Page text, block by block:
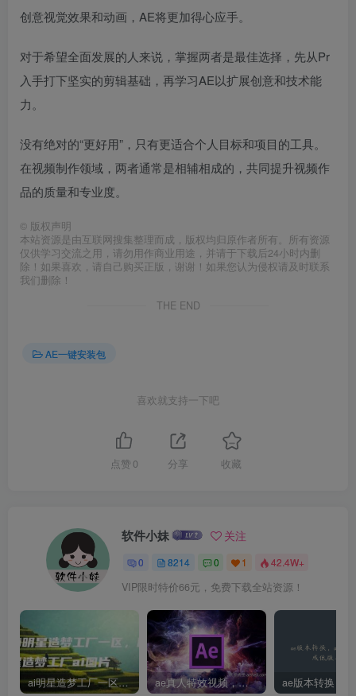
创意视觉效果和动画，AE将更加得心应手。
对于希望全面发展的人来说，掌握两者是最佳选择，先从Pr
入手打下坚实的剪辑基础，再学习AE以扩展创意和技术能
力。
没有绝对的“更好用”，只有更适合个人目标和项目的工具。
在视频制作领域，两者通常是相辅相成的，共同提升视频作
品的质量和专业度。
© 版权声明
本站资源是由互联网搜集整理而成，版权均归原作者所有。所有资源
仅供学习交流之用，请勿用作商业用途，并请于下载后24小时内删
除！如果喜欢，请自己购买正版，谢谢！如果您认为侵权请及时联系
我们删除！
THE END
AE一键安装包
喜欢就支持一下吧
点赞 0 分享 收藏
软件小妹 关注
0 8214 0 1 42.4W+
VIP限时特价66元，免费下载全站资源！
ai明星造梦工厂一区，明星造梦工厂ai图片 ae真人特效视频，大学生第一次做ppt怎么做